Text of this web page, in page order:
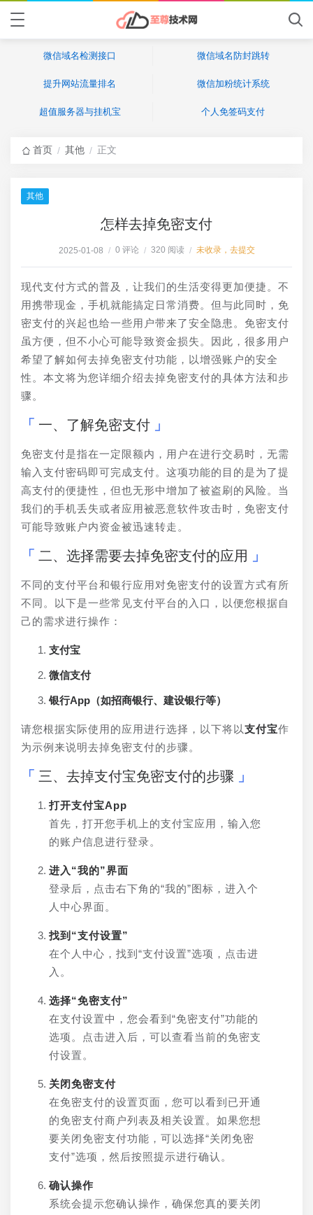
微信域名检测接口 微信域名防封跳转
提升网站流量排名 微信加粉统计系统
超值服务器与挂机宝 个人免签码支付
首页 / 其他 / 正文
其他
怎样去掉免密支付
2025-01-08 / 0 评论 / 320 阅读 / 未收录，去提交
现代支付方式的普及，让我们的生活变得更加便捷。不
用携带现金，手机就能搞定日常消费。但与此同时，免
密支付的兴起也给一些用户带来了安全隐患。免密支付
虽方便，但不小心可能导致资金损失。因此，很多用户
希望了解如何去掉免密支付功能，以增强账户的安全
性。本文将为您详细介绍去掉免密支付的具体方法和步
骤。
一、了解免密支付
免密支付是指在一定限额内，用户在进行交易时，无需
输入支付密码即可完成支付。这项功能的目的是为了提
高支付的便捷性，但也无形中增加了被盗刷的风险。当
我们的手机丢失或者应用被恶意软件攻击时，免密支付
可能导致账户内资金被迅速转走。
二、选择需要去掉免密支付的应用
不同的支付平台和银行应用对免密支付的设置方式有所
不同。以下是一些常见支付平台的入口，以便您根据自
己的需求进行操作：
支付宝
微信支付
银行App（如招商银行、建设银行等）
请您根据实际使用的应用进行选择，以下将以支付宝作
为示例来说明去掉免密支付的步骤。
三、去掉支付宝免密支付的步骤
打开支付宝App
首先，打开您手机上的支付宝应用，输入您
的账户信息进行登录。
进入“我的”界面
登录后，点击右下角的“我的”图标，进入个
人中心界面。
找到“支付设置”
在个人中心，找到“支付设置”选项，点击进
入。
选择“免密支付”
在支付设置中，您会看到“免密支付”功能的
选项。点击进入后，可以查看当前的免密支
付设置。
关闭免密支付
在免密支付的设置页面，您可以看到已开通
的免密支付商户列表及相关设置。如果您想
要关闭免密支付功能，可以选择“关闭免密
支付”选项，然后按照提示进行确认。
确认操作
系统会提示您确认操作，确保您真的要关闭